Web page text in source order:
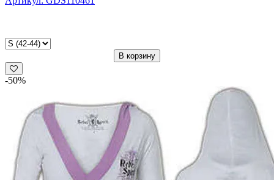
В корзину
-50%